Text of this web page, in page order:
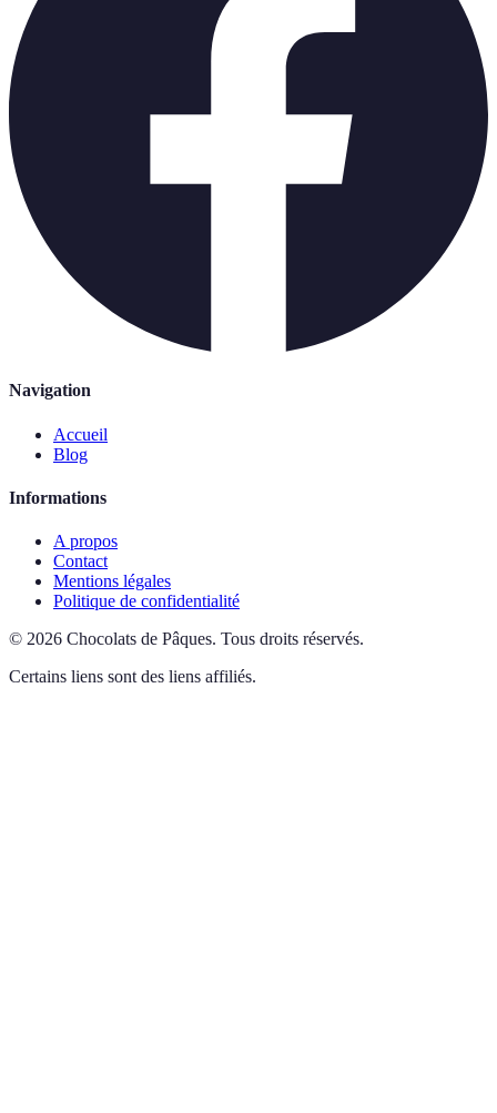
Navigation
Accueil
Blog
Informations
A propos
Contact
Mentions légales
Politique de confidentialité
© 2026 Chocolats de Pâques. Tous droits réservés.
Certains liens sont des liens affiliés.